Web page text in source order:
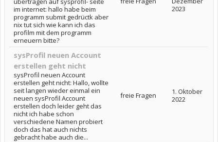
im internet: hallo habe beim
programm submit gedrüctk aber
nix tut sich wie kann ich das
profilm mit dem programm
erneuern bitte?
2023
sysProfil neuen Account
erstellen geht nicht
sysProfil neuen Account
erstellen geht nicht: Hallo, wollte
seit langen wieder einmal ein
neuen sysProfil Account
erstellen doch leider geht das
nicht ich habe schon
verschiedene Namen probiert
doch das hat auch nichts
gebracht habe auch die...
freie Fragen
1. Oktober
2022